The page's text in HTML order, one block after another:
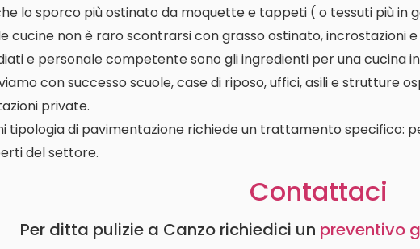
lo sporco più ostinato da moquette e tappeti ( o tessuti più in
cucine non è raro scontrarsi con grasso ostinato, incrostazioni
e personale competente sono gli ingredienti per una cucina
con successo scuole, case di riposo, uffici, asili e strutture
private.
tipologia di pavimentazione richiede un trattamento specifico:
del settore.
Contattaci
Per ditta pulizie a Canzo richiedici un preventivo